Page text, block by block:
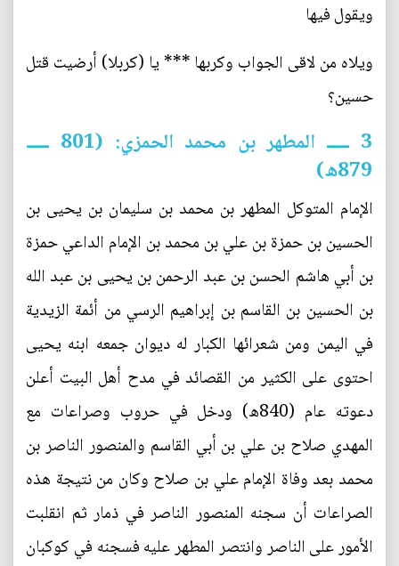
ويقول فيها
ويلاه من لاقى الجواب وكربها *** يا (كربلا) أرضيت قتل
حسين؟
3 ـــــ المطهر بن محمد الحمزي: (801 ـــــ
879ه)
الإمام المتوكل المطهر بن محمد بن سليمان بن يحيى بن
الحسين بن حمزة بن علي بن محمد بن الإمام الداعي حمزة
بن أبي هاشم الحسن بن عبد الرحمن بن يحيى بن عبد الله
بن الحسين بن القاسم بن إبراهيم الرسي من أئمة الزيدية
في اليمن ومن شعرائها الكبار له ديوان جمعه ابنه يحيى
احتوى على الكثير من القصائد في مدح أهل البيت أعلن
دعوته عام (840ه) ودخل في حروب وصراعات مع
المهدي صلاح بن علي بن أبي القاسم والمنصور الناصر بن
محمد بعد وفاة الإمام علي بن صلاح وكان من نتيجة هذه
الصراعات أن سجنه المنصور الناصر في ذمار ثم انقلبت
الأمور على الناصر وانتصر المطهر عليه فسجنه في كوكبان